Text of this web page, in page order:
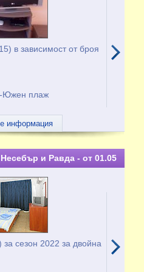
в зависимост от броя
Южен плаж
информация
и Равда - от 01.05
сезон 2022 за двойна